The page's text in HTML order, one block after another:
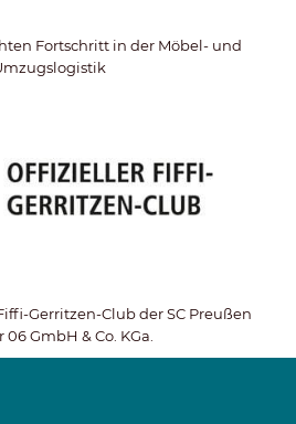
Fortschritt in der Möbel- und
Gerritzen-Club der SC Preußen
06 GmbH & Co. KGa.